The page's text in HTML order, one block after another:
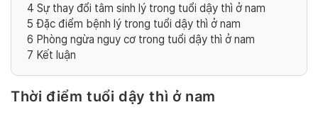
4 Sự thay đổi tâm sinh lý trong tuổi dậy thì ở nam
5 Đặc điểm bệnh lý trong tuổi dậy thì ở nam
6 Phòng ngừa nguy cơ trong tuổi dậy thì ở nam
7 Kết luận
Thời điểm tuổi dậy thì ở nam